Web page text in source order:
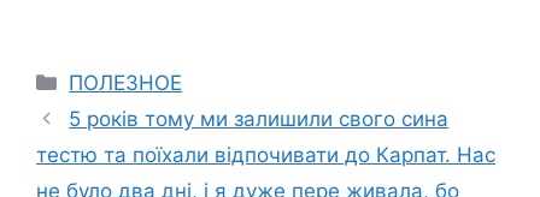
Categories
ПОЛЕЗНОЕ
5 років тому ми залишили свого сина
тестю та поїхали відпочивати до Карпат. Нас
не було два дні, і я дуже пере живала, бо